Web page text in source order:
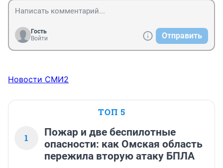
Гость
Войти
Отправить
Новости СМИ2
ТОП 5
1
Пожар и две беспилотные
опасности: как Омская область
пережила вторую атаку БПЛА